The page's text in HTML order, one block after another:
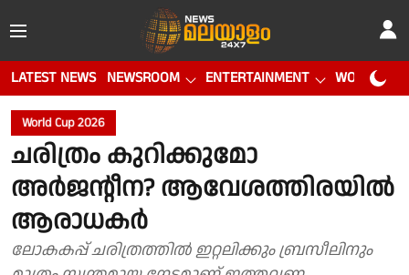
LATEST NEWS NEWSROOM ENTERTAINMENT WORLD CUP
World Cup 2026
ചരിത്രം കുറിക്കുമോ
അർജൻ്റീന? ആവേശത്തിരയിൽ
ആരാധകർ
ലോകകപ്പ് ചരിത്രത്തിൽ ഇറ്റലിക്കും ബ്രസീലിനും